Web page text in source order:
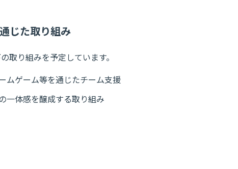
じた取り組み
取り組みを予定しています。
ムゲーム等を通じたチーム支援
一体感を醸成する取り組み